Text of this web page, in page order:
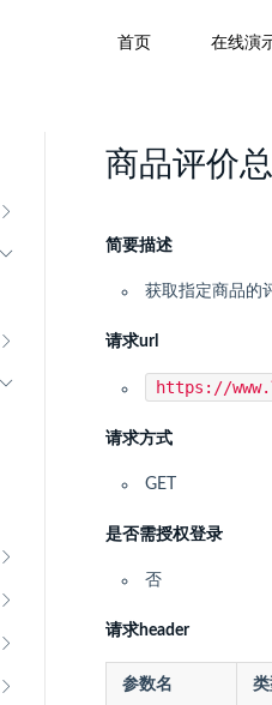
首页 在线演
商品评价
简要描述
获取指定商品的
请求url
https://www.
请求方式
GET
是否需授权登录
否
请求header
参数名